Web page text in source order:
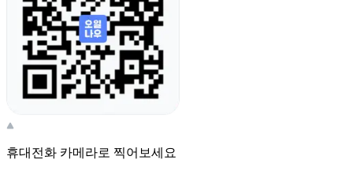
휴대전화 카메라로 찍어보세요